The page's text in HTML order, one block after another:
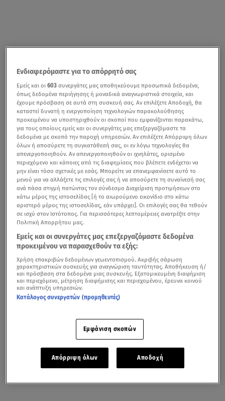
Ενδιαφερόμαστε για το απόρρητό σας
Εμείς και οι603 συνεργάτες μας αποθηκεύουμε προσωπικά δεδομένα,
όπως δεδομένα περιήγησης ή μοναδικά αναγνωριστικά στοιχεία, και
έχουμε πρόσβαση σε αυτά στη συσκευή σας. Αν επιλέξετε Αποδοχή, θα
καταστεί δυνατή η ενεργοποίηση τεχνολογιών παρακολούθησης
προκειμένου να υποστηριχθούν οι σκοποί που εμφανίζονται παρακάτω,
για τους οποίους εμείς και οι συνεργάτες μας επεξεργαζόμαστε τα
δεδομένα με σκοπό την παροχή υπηρεσιών. Αν επιλέξετε Απόρριψη όλων
όλων ή αποσύρετε τη συγκατάθεσή σας, οι εν λόγω τεχνολογίες θα
απενεργοποιηθούν. Αν απενεργοποιηθούν οι ιχνηλάτες, ορισμένο
περιεχόμενο και κάποιες από τις διαφημίσεις που βλέπετε ενδέχεται να
μην είναι τόσο σχετικές με εσάς. Μπορείτε να επανεμφανίσετε αυτό το
μενού για να αλλάξετε τις επιλογές σας ή να αποσύρετε τη συναίνεσή σας
ανά πάσα στιγμή πατώντας τον σύνδεσμο Διαχείριση προτιμήσεων στο
κάτω μέρος της ιστοσελίδας [ή το αιωρούμενο εικονίδιο στο κάτω
αριστερό μέρος της ιστοσελίδας, εάν υπάρχει]. Οι επιλογές σας θα τεθούν
σε ισχύ στον Ιστότοπος. Για περισσότερες λεπτομέρειες ανατρέξτε στην
Πολιτική Απορρήτου μας.
Εμείς και οι συνεργάτες μας επεξεργαζόμαστε δεδομένα
προκειμένου να παρασχεθούν τα εξής:
Χρήση επακριβών δεδομένων γεωεντοπισμού. Ακριβής σάρωση
χαρακτηριστικών συσκευής για αναγνώριση ταυτότητας. Αποθήκευση ή/
και πρόσβαση στα δεδομένα μιας συσκευής. Εξατομικευμένη διαφήμιση
και περιεχόμενο, μέτρηση διαφήμισης και περιεχομένου, έρευνα κοινού
και ανάπτυξη υπηρεσιών.
Κατάλογος συνεργατών (προμηθευτές)
Εμφάνιση σκοπών
Απόρριψη όλων Αποδοχή